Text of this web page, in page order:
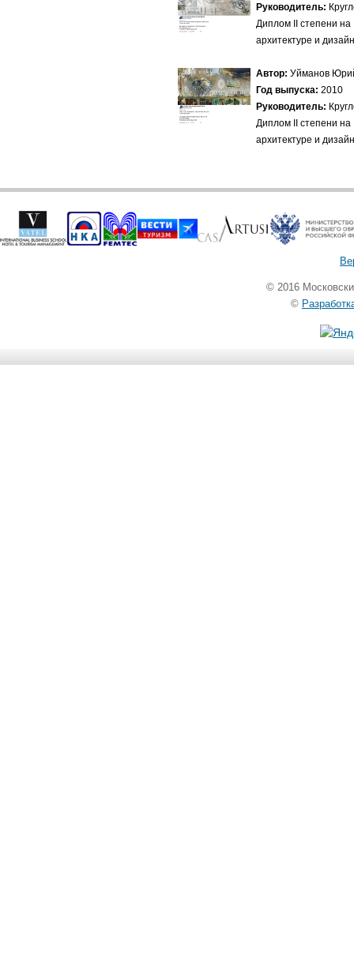
Руководитель:
Диплом II степени
архитектуре и
Автор: Уйманов
Год выпуска: 2010
Руководитель:
Диплом II степени
архитектуре и
© 2016
©